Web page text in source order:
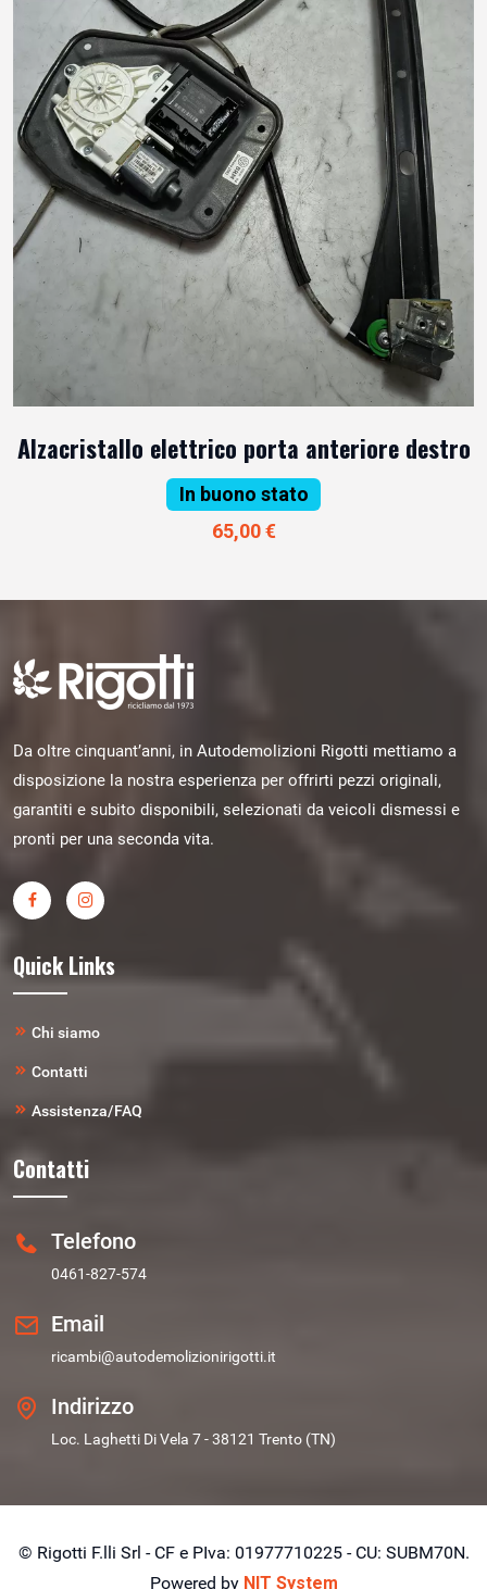
Alzacristallo elettrico porta anteriore destro
In buono stato
65,00 €
Da oltre cinquant’anni, in Autodemolizioni Rigotti mettiamo a
disposizione la nostra esperienza per offrirti pezzi originali,
garantiti e subito disponibili, selezionati da veicoli dismessi e
pronti per una seconda vita.
Quick Links
Chi siamo
Contatti
Assistenza/FAQ
Contatti
Telefono
0461-827-574
Email
ricambi@autodemolizionirigotti.it
Indirizzo
Loc. Laghetti Di Vela 7 - 38121 Trento (TN)
© Rigotti F.lli Srl - CF e PIva: 01977710225 - CU: SUBM70N.
Powered by NIT System